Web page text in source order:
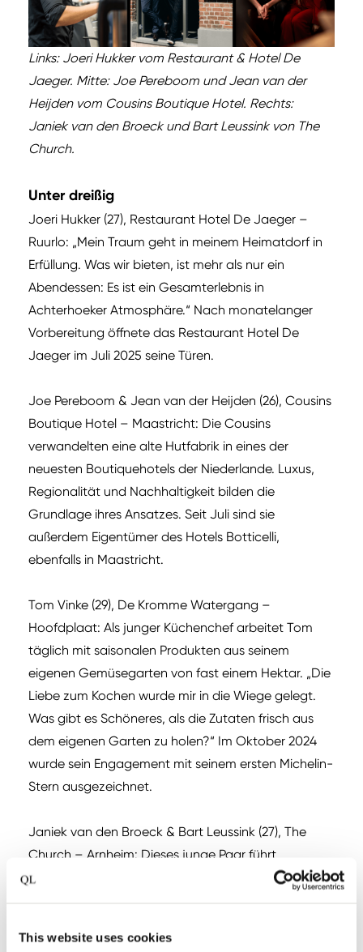
This website uses cookies
Links: Joeri Hukker vom Restaurant & Hotel De
Jaeger. Mitte: Joe Pereboom und Jean van der
Heijden vom Cousins Boutique Hotel. Rechts:
Janiek van den Broeck und Bart Leussink von The
Church.
Unter dreißig
Joeri Hukker (27), Restaurant Hotel De Jaeger –
Ruurlo: „Mein Traum geht in meinem Heimatdorf in
Erfüllung. Was wir bieten, ist mehr als nur ein
Abendessen: Es ist ein Gesamterlebnis in
Achterhoeker Atmosphäre.“ Nach monatelanger
Vorbereitung öffnete das Restaurant Hotel De
Jaeger im Juli 2025 seine Türen.
Joe Pereboom & Jean van der Heijden (26), Cousins
Boutique Hotel – Maastricht: Die Cousins
verwandelten eine alte Hutfabrik in eines der
neuesten Boutiquehotels der Niederlande. Luxus,
Regionalität und Nachhaltigkeit bilden die
Grundlage ihres Ansatzes. Seit Juli sind sie
außerdem Eigentümer des Hotels Botticelli,
ebenfalls in Maastricht.
Tom Vinke (29), De Kromme Watergang –
Hoofdplaat: Als junger Küchenchef arbeitet Tom
täglich mit saisonalen Produkten aus seinem
eigenen Gemüsegarten von fast einem Hektar. „Die
Liebe zum Kochen wurde mir in die Wiege gelegt.
Was gibt es Schöneres, als die Zutaten frisch aus
dem eigenen Garten zu holen?“ Im Oktober 2024
wurde sein Engagement mit seinem ersten Michelin-
Stern ausgezeichnet.
Janiek van den Broeck & Bart Leussink (27), The
Church – Arnheim: Dieses junge Paar führt
gemeinsam The Church, ein Fine-Dining-Restaurant
Unternehmerinnen in der Spitzengastronomie –